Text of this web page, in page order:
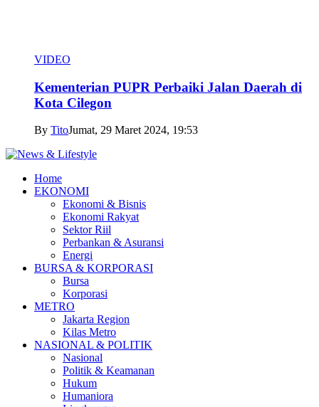
VIDEO
Kementerian PUPR Perbaiki Jalan Daerah di
Kota Cilegon
By TitoJumat, 29 Maret 2024, 19:53
Home
EKONOMI
Ekonomi & Bisnis
Ekonomi Rakyat
Sektor Riil
Perbankan & Asuransi
Energi
BURSA & KORPORASI
Bursa
Korporasi
METRO
Jakarta Region
Kilas Metro
NASIONAL & POLITIK
Nasional
Politik & Keamanan
Hukum
Humaniora